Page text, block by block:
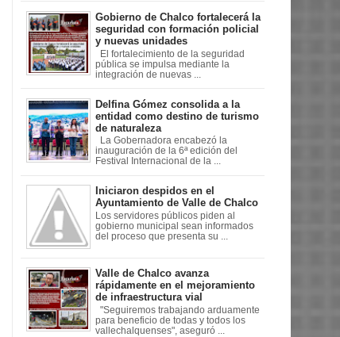
Gobierno de Chalco fortalecerá la
seguridad con formación policial
y nuevas unidades
El fortalecimiento de la seguridad
pública se impulsa mediante la
integración de nuevas ...
Delfina Gómez consolida a la
entidad como destino de turismo
de naturaleza
La Gobernadora encabezó la
inauguración de la 6ª edición del
Festival Internacional de la ...
Iniciaron despidos en el
Ayuntamiento de Valle de Chalco
Los servidores públicos piden al
gobierno municipal sean informados
del proceso que presenta su ...
Valle de Chalco avanza
rápidamente en el mejoramiento
de infraestructura vial
"Seguiremos trabajando arduamente
para beneficio de todas y todos los
vallechalquenses", aseguró ...